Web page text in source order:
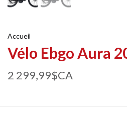
Accueil
Vélo Ebgo Aura
2 299,99$CA